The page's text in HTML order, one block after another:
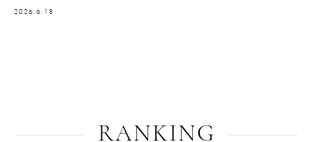
2026.6.18
RANKING